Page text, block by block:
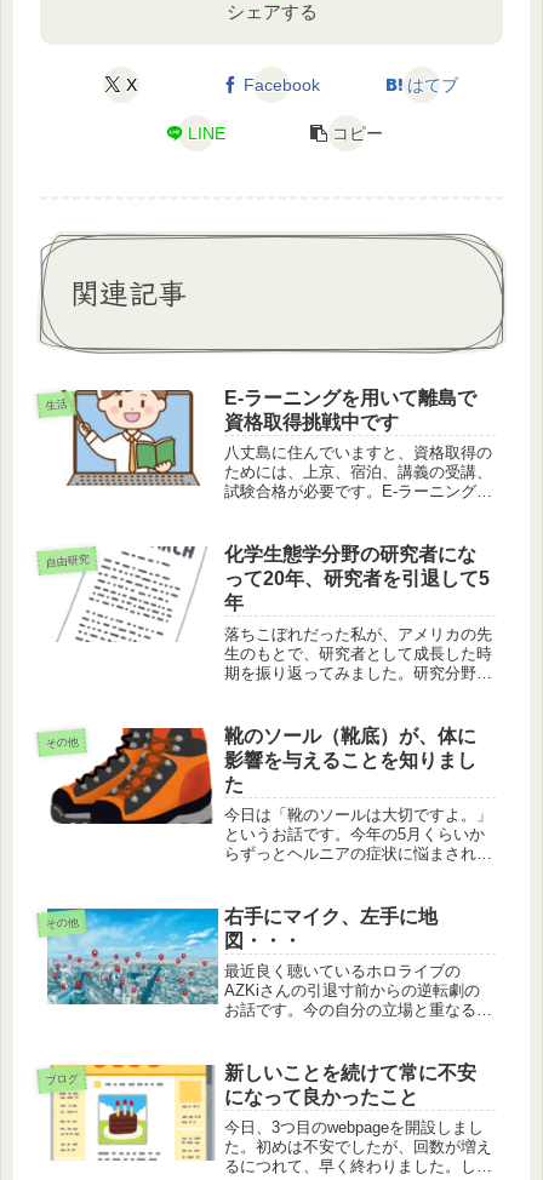
シェアする
X Facebook はてブ
LINE コピー
関連記事
生活
E-ラーニングを用いて離島で
資格取得挑戦中です
八丈島に住んでいますと、資格取得の
ためには、上京、宿泊、講義の受講、
試験合格が必要です。E-ラーニングで
自由研究
化学生態学分野の研究者にな
って20年、研究者を引退して5
年
落ちこぼれだった私が、アメリカの先
生のもとで、研究者として成長した時
期を振り返ってみました。研究分野は
の継承の責任を別の世界で果たしたい
と思います。
その他
靴のソール（靴底）が、体に
影響を与えることを知りまし
た
今日は「靴のソールは大切ですよ。」
というお話です。今年の5月くらいか
らずっとヘルニアの症状に悩まされて
ていました。新しい靴にすると、症状
が緩和されていきました。
その他
右手にマイク、左手に地
図・・・
最近良く聴いているホロライブの
AZKiさんの引退寸前からの逆転劇の
お話です。今の自分の立場と重なるこ
ブログ
新しいことを続けて常に不安
になって良かったこと
今日、3つ目のwebpageを開設しまし
た。初めは不安でしたが、回数が増え
るにつれて、早く終わりました。しか